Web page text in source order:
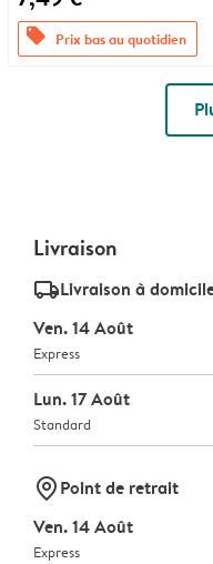
offers Prix bas au quotidien
Livraison
delivery_standard_v2Livraison à
Ven. 14 Août
Express
Lun. 17 Août
Standard
marker-pinPoint de retrait
Ven. 14 Août
Express